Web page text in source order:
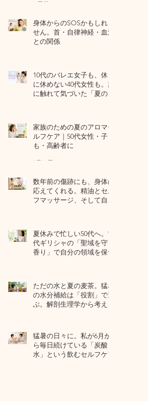
7 日前
身体からのSOSかもしれま
せん。首・自律神経・血流
との関係
10代のバレエ女子も、休日
に休めない40代女性も。肌
に触れて気づいた「夏の全
家族のための夏のアロマセ
ルフケア｜50代女性・子ど
も・高齢者に
7月24日
数年前の傷跡にも、身体は
応えてくれる。精油とセル
フマッサージ、そして自己
夏休みで忙しい50代へ。古
代ギリシャの「聖域を守る
香り」で自分の領域を保つ
ただの水と夏の麦茶。猛暑
の水分補給は「役割」で選
ぶ。解剖生理学から考える
猛暑の日々に。私が6月か
ら毎日続けている「炭酸
水」という飲むセルフケア